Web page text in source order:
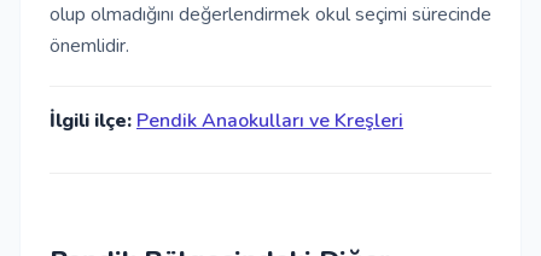
olup olmadığını değerlendirmek okul seçimi sürecinde
önemlidir.
İlgili ilçe: Pendik Anaokulları ve Kreşleri